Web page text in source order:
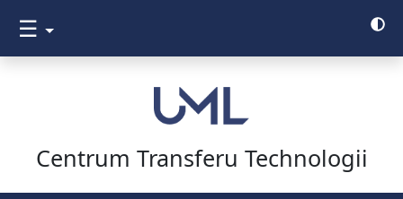
☰
Centrum Transferu Technologii